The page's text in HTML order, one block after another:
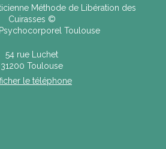
Méthode de Libération des
Cuirasses ©
Toulouse
54 rue Luchet
31200 Toulouse
le téléphone